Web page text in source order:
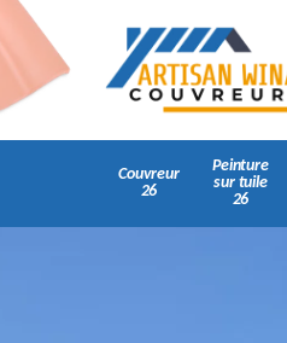
Couvreur
26
Peinture
sur tuile
26